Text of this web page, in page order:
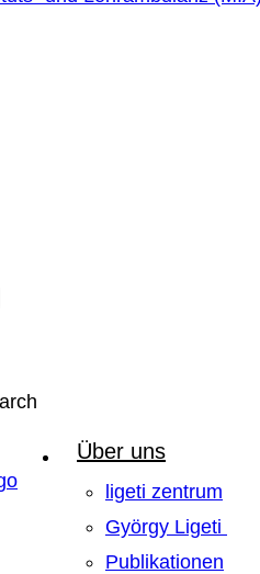
Über uns
ligeti zentrum
György Ligeti
Publikationen